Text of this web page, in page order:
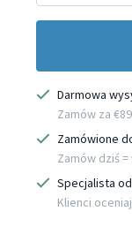
Darmowa
Zamów za
Zamówione
Zamów dziś
Specjalista
Klienci